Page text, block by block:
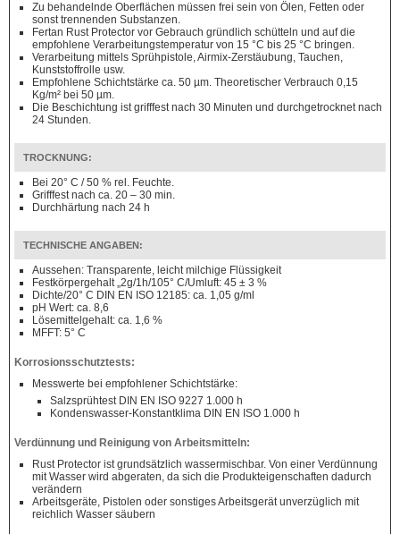
Zu behandelnde Oberflächen müssen frei sein von Ölen, Fetten oder
sonst trennenden Substanzen.
Fertan Rust Protector vor Gebrauch gründlich schütteln und auf die
empfohlene Verarbeitungstemperatur von 15 °C bis 25 °C bringen.
Verarbeitung mittels Sprühpistole, Airmix-Zerstäubung, Tauchen,
Kunststoffrolle usw.
Empfohlene Schichtstärke ca. 50 µm. Theoretischer Verbrauch 0,15
Kg/m² bei 50 µm.
Die Beschichtung ist grifffest nach 30 Minuten und durchgetrocknet nach
24 Stunden.
TROCKNUNG:
Bei 20° C / 50 % rel. Feuchte.
Grifffest nach ca. 20 – 30 min.
Durchhärtung nach 24 h
TECHNISCHE ANGABEN:
Aussehen: Transparente, leicht milchige Flüssigkeit
Festkörpergehalt „2g/1h/105° C/Umluft: 45 ± 3 %
Dichte/20° C DIN EN ISO 12185: ca. 1,05 g/ml
pH Wert: ca. 8,6
Lösemittelgehalt: ca. 1,6 %
MFFT: 5° C
Korrosionsschutztests:
Messwerte bei empfohlener Schichtstärke:
Salzsprühtest DIN EN ISO 9227 1.000 h
Kondenswasser-Konstantklima DIN EN ISO 1.000 h
Verdünnung und Reinigung von Arbeitsmitteln:
Rust Protector ist grundsätzlich wassermischbar. Von einer Verdünnung
mit Wasser wird abgeraten, da sich die Produkteigenschaften dadurch
verändern
Arbeitsgeräte, Pistolen oder sonstiges Arbeitsgerät unverzüglich mit
reichlich Wasser säubern